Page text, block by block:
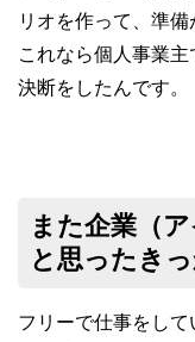
リオを作って、準備
これなら個人事業
決断をしたんです。
また企業（
と思ったき
フリーで仕事をして